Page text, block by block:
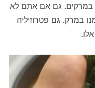
במרקים. גם אם אתם לא
במרק. גם פטרוזיליה